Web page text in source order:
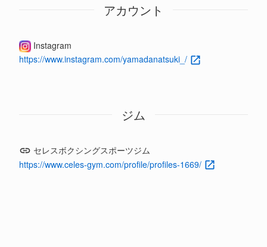
アカウント
Instagram
https://www.instagram.com/yamadanatsuki_/
ジム
セレスボクシングスポーツジム
https://www.celes-gym.com/profile/profiles-1669/